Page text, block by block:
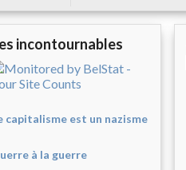
incontournables
capitalisme est un nazisme
à la guerre